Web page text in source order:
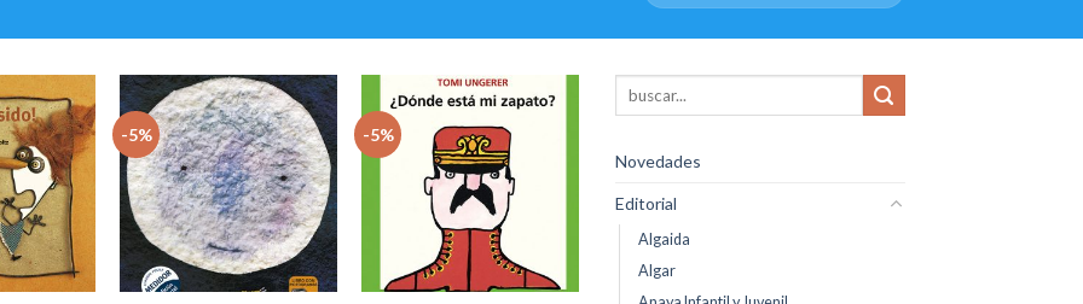
Añadir
a la
lista
de
deseos
-5%
Añadir
a la
lista
de
deseos
+
-5%
Novedades
Editorial
Algaida
Algar